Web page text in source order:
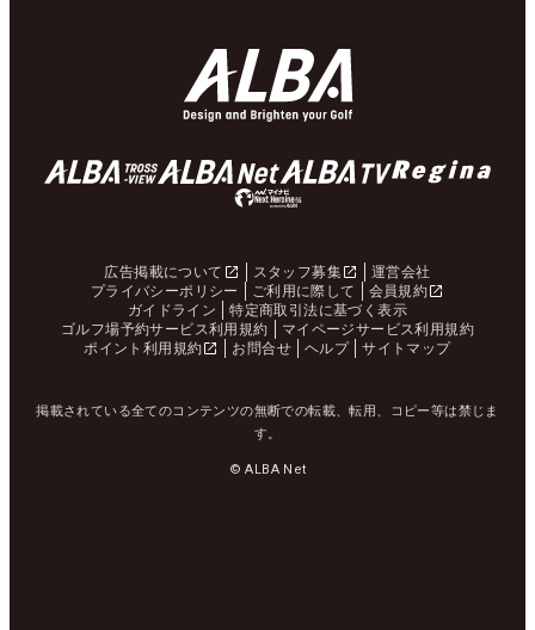
広告掲載について スタッフ募集
運営会社
プライバシーポリシー
ご利用に際して
会員規約
ガイドライン
特定商取引法に基づく表示
ゴルフ場予約サービス利用規約
マイページサービス利用規約
ポイント利用規約
お問合せ ヘルプ サイトマップ
掲載されている全てのコンテンツの無断での転載、転用、コピー等は禁じま
す。
© ALBA Net